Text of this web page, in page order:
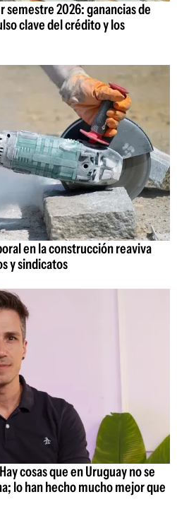
semestre 2026: ganancias de
clave del crédito y los
en la construcción reaviva
y sindicatos
cosas que en Uruguay no se
lo han hecho mucho mejor que